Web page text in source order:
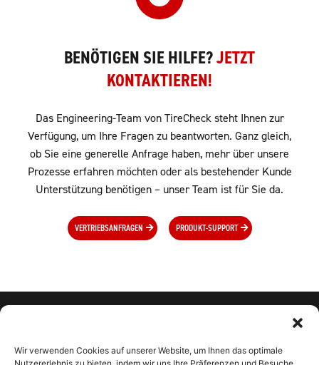
Wir verwenden Cookies auf unserer Website, um Ihnen das optimale
BENÖTIGEN SIE HILFE?JETZT
KONTAKTIEREN!
Das Engineering-Team von TireCheck steht Ihnen zur
Verfügung, um Ihre Fragen zu beantworten. Ganz gleich,
ob Sie eine generelle Anfrage haben, mehr über unsere
Prozesse erfahren möchten oder als bestehender Kunde
Unterstützung benötigen – unser Team ist für Sie da.
VERTRIEBSANFRAGEN PRODUKT-SUPPORT